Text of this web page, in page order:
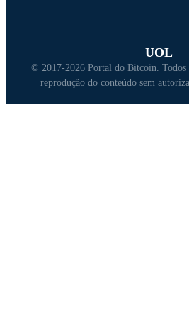
UOL
© 2017-2026 Portal do Bitcoin. Todos
reprodução do conteúdo sem